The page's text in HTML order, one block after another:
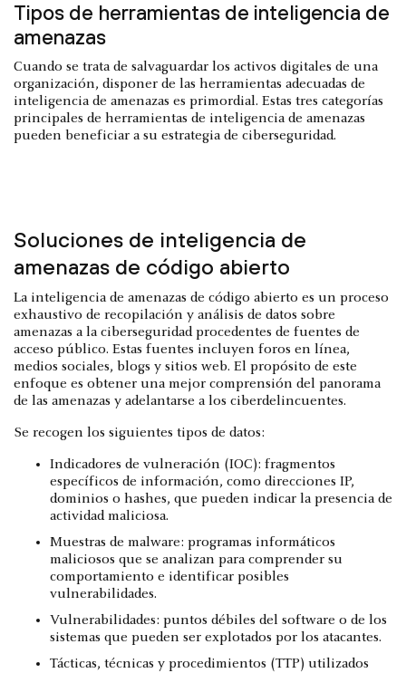
Tipos de herramientas de inteligencia de
amenazas
Cuando se trata de salvaguardar los activos digitales de una
organización, disponer de las herramientas adecuadas de
inteligencia de amenazas es primordial. Estas tres categorías
principales de herramientas de inteligencia de amenazas
pueden beneficiar a su estrategia de ciberseguridad.
Soluciones de inteligencia de
amenazas de código abierto
La inteligencia de amenazas de código abierto es un proceso
exhaustivo de recopilación y análisis de datos sobre
amenazas a la ciberseguridad procedentes de fuentes de
acceso público. Estas fuentes incluyen foros en línea,
medios sociales, blogs y sitios web. El propósito de este
enfoque es obtener una mejor comprensión del panorama
de las amenazas y adelantarse a los ciberdelincuentes.
Se recogen los siguientes tipos de datos:
Indicadores de vulneración (IOC): fragmentos
específicos de información, como direcciones IP,
dominios o hashes, que pueden indicar la presencia de
actividad maliciosa.
Muestras de malware: programas informáticos
maliciosos que se analizan para comprender su
comportamiento e identificar posibles
vulnerabilidades.
Vulnerabilidades: puntos débiles del software o de los
sistemas que pueden ser explotados por los atacantes.
Tácticas, técnicas y procedimientos (TTP) utilizados